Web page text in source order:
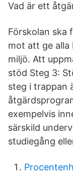
Vad är ett
Förskolan ska
mot att ge
miljö. Att
stöd Steg 3:
steg i trappan
exempelvis
särskild
studiegång